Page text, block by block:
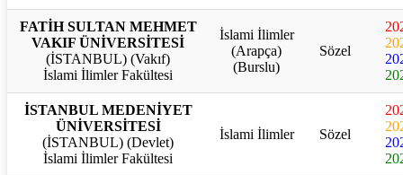
FATİH SULTAN MEHMET
VAKIF ÜNİVERSİTESİ
(İSTANBUL) (Vakıf)
İslami İlimler Fakültesi
İslami İlimler
(Arapça)
(Burslu)
Sözel
İSTANBUL MEDENİYET
ÜNİVERSİTESİ
(İSTANBUL) (Devlet)
İslami İlimler Fakültesi
İslami İlimler Sözel